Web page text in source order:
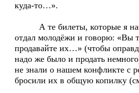
куда-то…».
А те билеты, которые я
отдал молодёжи и говорю: «Вы
продавайте их…» (чтобы
надо же было и продать
не знали о нашем конфликте с
бросили их в общую копилку